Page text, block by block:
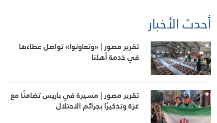
أحدث الأخبار
تقرير مصور | «وتعاونوا» تواصل عطاءها
في خدمة أهلنا
تقرير مصور | مسيرة في باريس تضامنًا مع
غزة وتذكيرًا بجرائم الاحتلال